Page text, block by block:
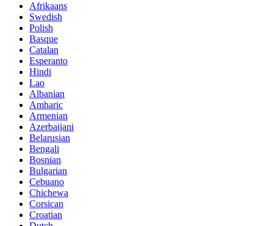
Afrikaans
Swedish
Polish
Basque
Catalan
Esperanto
Hindi
Lao
Albanian
Amharic
Armenian
Azerbaijani
Belarusian
Bengali
Bosnian
Bulgarian
Cebuano
Chichewa
Corsican
Croatian